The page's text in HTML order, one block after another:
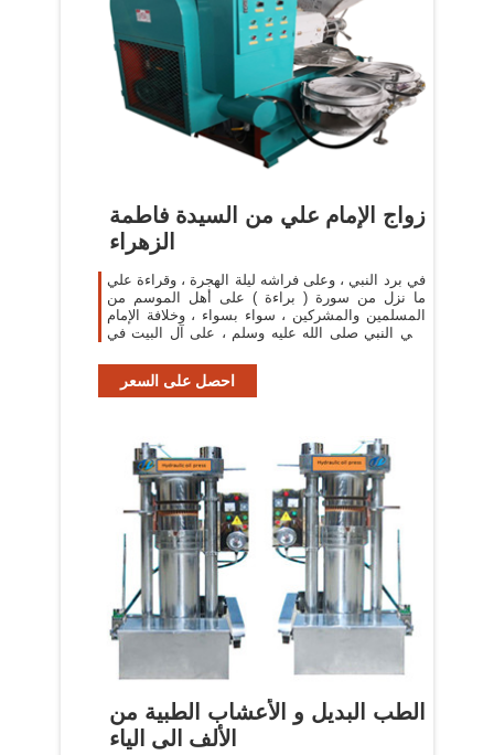
زواج الإمام علي من السيدة فاطمة
الزهراء
في برد النبي ، وعلى فراشه ليلة الهجرة ، وقراءة علي
ما نزل من سورة ( براءة ) على أهل الموسم من
المسلمين والمشركين ، سواء بسواء ، وخلافة الإمام
علي النبي صلى الله عليه وسلم ، على آل البيت في
احصل على السعر
الطب البديل و الأعشاب الطبية من
الألف الى الياء